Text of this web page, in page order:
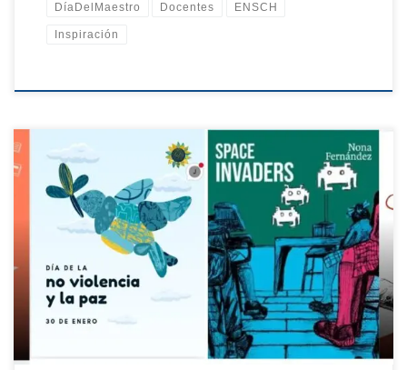
DíaDelMaestro Docentes ENSCH
Inspiración
La Escuela Normal Superior de Chiapas invita a la comunidad
estudiantil a participar en la Jornada Nacional “Fandangos de
Lectura”, a realizarse el próximo 22 de mayo. Esta actividad tiene
como propósito fomentar el hábito lector, la expresión artística y
la construcción de una cultura de paz, a través de la participación
activa de las y los estudiantes en actividades como lectura
colectiva y elaboración de murales.